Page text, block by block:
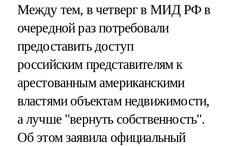
Между тем, в четверг в МИД РФ в
очередной раз потребовали
предоставить доступ
российским представителям к
арестованным американскими
властями объектам недвижимости,
а лучше "вернуть собственность".
Об этом заявила официальный